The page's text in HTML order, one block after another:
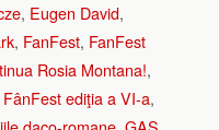
, Eugen David,
, FanFest, FanFest
Rosia Montana!,
FânFest ediţia a VI-a,